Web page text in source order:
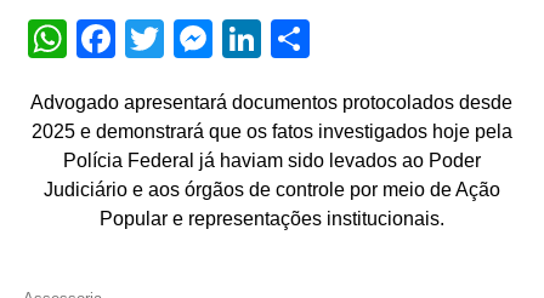
WhatsApp
Facebook
TwitterMessenger
LinkedIn
Advogado apresentará documentos protocolados desde
2025 e demonstrará que os fatos investigados hoje pela
Polícia Federal já haviam sido levados ao Poder
Judiciário e aos órgãos de controle por meio de Ação
Popular e representações institucionais.